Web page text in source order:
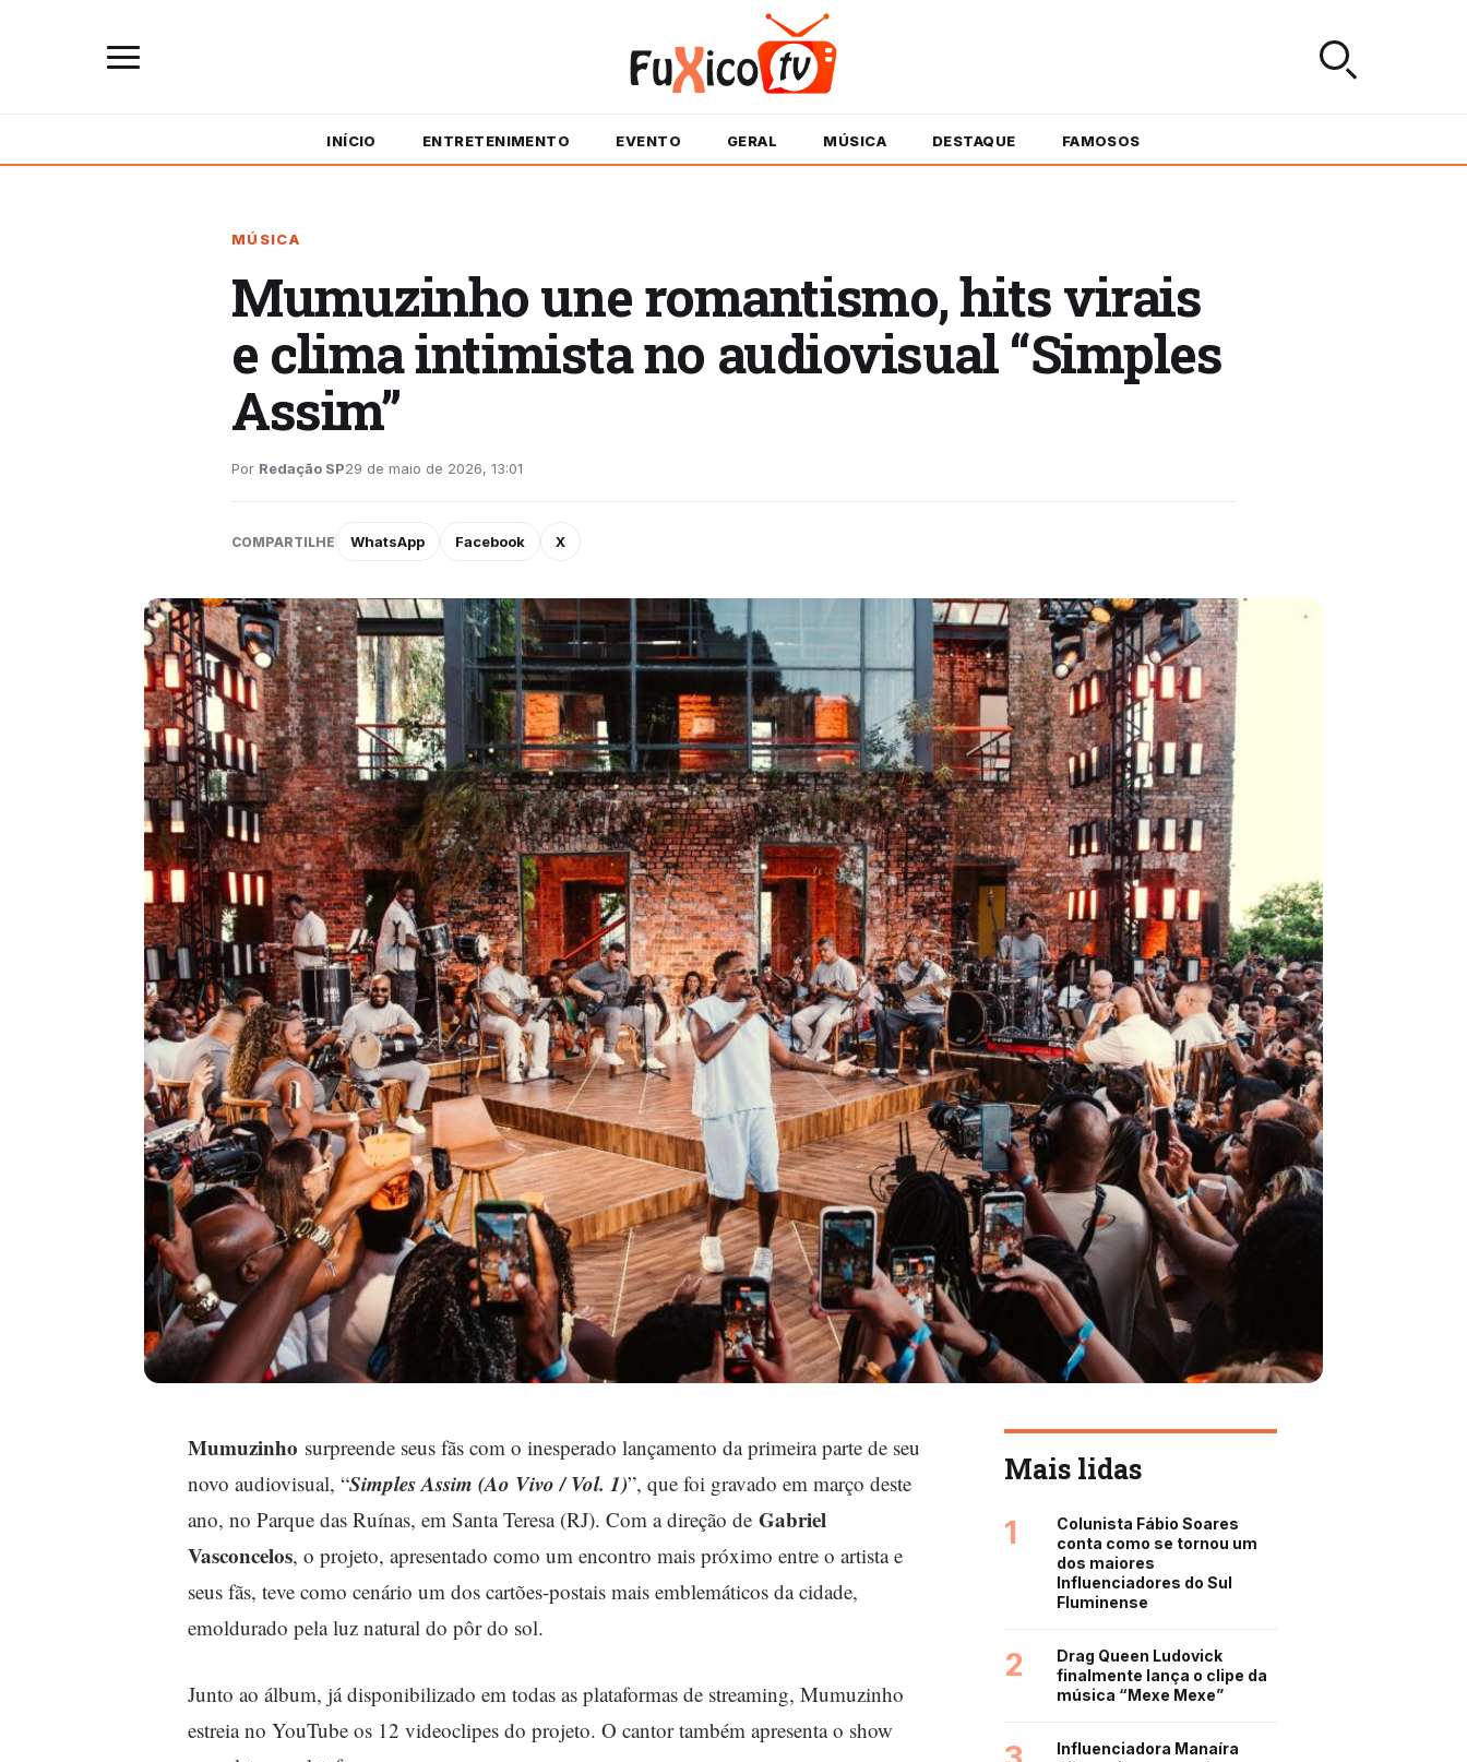
INÍCIO ENTRETENIMENTO EVENTO GERAL MÚSICA DESTAQUE FAMOSOS
MÚSICA
Mumuzinho une romantismo, hits virais
e clima intimista no audiovisual “Simples
Assim”
Por Redação SP29 de maio de 2026, 13:01
COMPARTILHE WhatsApp Facebook X
Mumuzinho surpreende seus fãs com o inesperado lançamento da primeira parte de seu
novo audiovisual, “Simples Assim (Ao Vivo / Vol. 1)”, que foi gravado em março deste
ano, no Parque das Ruínas, em Santa Teresa (RJ). Com a direção de Gabriel
Vasconcelos, o projeto, apresentado como um encontro mais próximo entre o artista e
seus fãs, teve como cenário um dos cartões-postais mais emblemáticos da cidade,
emoldurado pela luz natural do pôr do sol.
Junto ao álbum, já disponibilizado em todas as plataformas de streaming, Mumuzinho
estreia no YouTube os 12 videoclipes do projeto. O cantor também apresenta o show
Mais lidas
1
Colunista Fábio Soares
conta como se tornou um
dos maiores
Influenciadores do Sul
Fluminense
2
Drag Queen Ludovick
finalmente lança o clipe da
música “Mexe Mexe”
Influenciadora Manaíra